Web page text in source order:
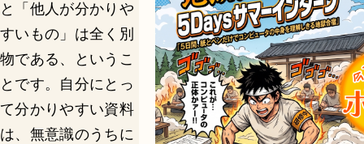
と「他人が分かりや
すいもの」は全く別
物である、というこ
とです。自分にとっ
て分かりやすい資料
は、無意識のうちに